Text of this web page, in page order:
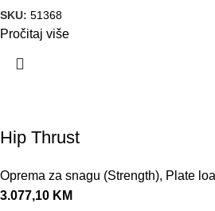
SKU: 51368
Pročitaj više
Hip Thrust
Oprema za snagu (Strength), Plate
3.077,10 KM